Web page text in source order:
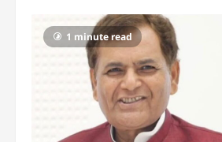
1 minute read